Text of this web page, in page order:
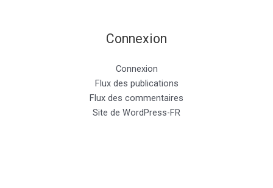
Connexion
Connexion
Flux des publications
Flux des commentaires
Site de WordPress-FR